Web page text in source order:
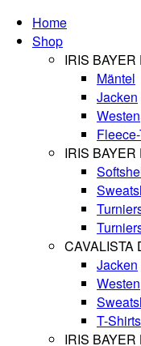
Home
Shop
IRIS BAYER
Mäntel
Jacken
Westen
IRIS BAYER
CAVALISTA
Jacken
Westen
T-Shirts
IRIS BAYER